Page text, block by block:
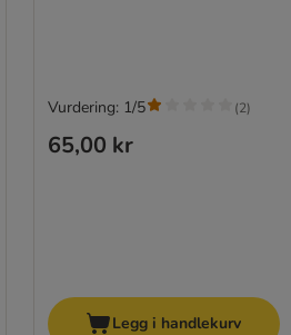
65,00 kr
Vurdering: 1/5 (2)
Legg i handlekurv